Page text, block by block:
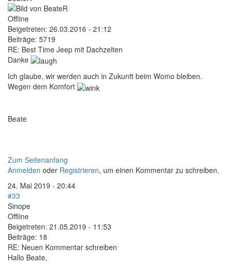
Offline
Beigetreten: 26.03.2016 - 21:12
Beiträge: 5719
RE: Best Time Jeep mit Dachzelten
Danke
Ich glaube, wir werden auch in Zukunft beim Womo bleiben.
Wegen dem Komfort
Beate
Zum Seitenanfang
Anmelden oder Registrieren, um einen Kommentar zu schreiben.
24. Mai 2019 - 20:44
#33
Sinope
Offline
Beigetreten: 21.05.2019 - 11:53
Beiträge: 18
RE: Neuen Kommentar schreiben
Hallo Beate,